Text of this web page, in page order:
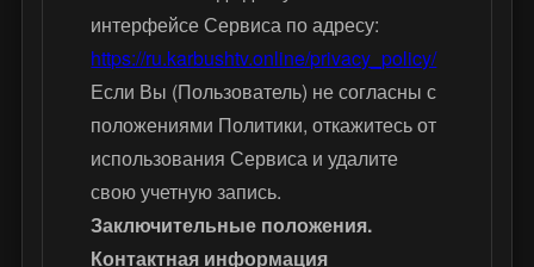
интерфейсе Сервиса по адресу:
https://ru.karbushtv.online/privacy_policy/
Если Вы (Пользователь) не согласны с
положениями Политики, откажитесь от
использования Сервиса и удалите
свою учетную запись.
Заключительные положения.
Контактная информация